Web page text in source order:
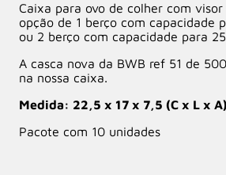
Caixa para ovo de colher com
opção de 1 berço com capacidade
ou 2 berço com capacidade para
A casca nova da BWB ref 51 de
na nossa caixa.
Medida: 22,5 x 17 x 7,5 (C x L x A)
Pacote com 10 unidades